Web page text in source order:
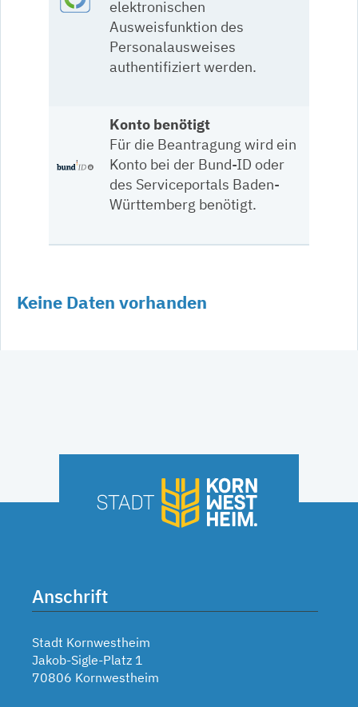
elektronischen
Ausweisfunktion des
Personalausweises
authentifiziert werden.
Konto benötigt
Für die Beantragung wird ein
Konto bei der Bund-ID oder
des Serviceportals Baden-
Württemberg benötigt.
Keine Daten vorhanden
Anschrift
Stadt Kornwestheim
Jakob-Sigle-Platz 1
70806 Kornwestheim